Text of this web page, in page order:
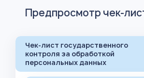
Предпросмотр чек-
Чек-лист государственного
контроля за обработкой
персональных данных